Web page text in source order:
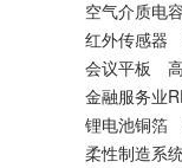
空气介质电
红外传感器
会议平板
金融服务业
锂电池铜箔
柔性制造系